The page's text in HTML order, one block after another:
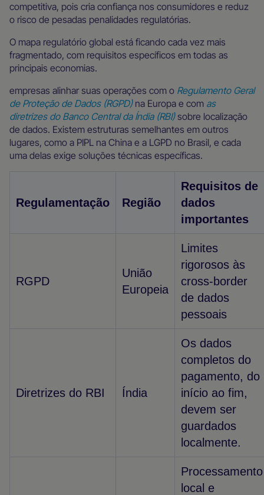
competitiva, pois cria confiança nos consumidores e reduz
o risco de pesadas penalidades regulatórias.
O mapa regulatório global está ficando cada vez mais
fragmentado, com requisitos específicos em todas as
principais economias.
empresas alinhar suas operações com o Regulamento Geral
de Proteção de Dados (RGPD)na Europa e com as
diretrizes do Banco Central da Índia (RBI)sobre localização
de dados. Existem estruturas semelhantes em outros
lugares, como a PIPL na China e a LGPD no Brasil, e cada
uma delas exige soluções técnicas específicas.
Regulamentação Região
Requisitos de
dados
importantes
RGPD
União
Europeia
Limites
rigorosos às
cross-border
de dados
pessoais
Diretrizes do RBI Índia
Os dados
completos do
pagamento, do
início ao fim,
devem ser
guardados
localmente.
Processamento
local e